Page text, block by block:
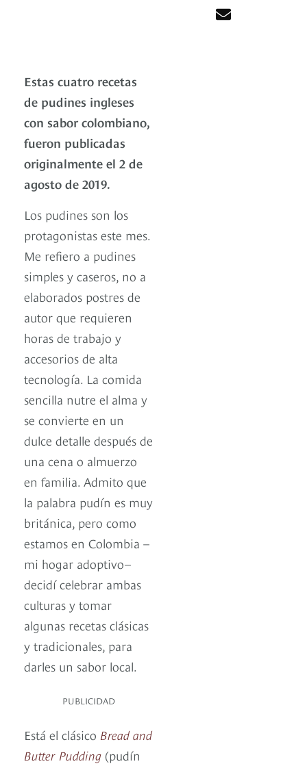
Estas cuatro recetas
de pudines ingleses
con sabor colombiano,
fueron publicadas
originalmente el 2 de
agosto de 2019.
Los pudines son los
protagonistas este mes.
Me refiero a pudines
simples y caseros, no a
elaborados postres de
autor que requieren
horas de trabajo y
accesorios de alta
tecnología. La comida
sencilla nutre el alma y
se convierte en un
dulce detalle después de
una cena o almuerzo
en familia. Admito que
la palabra pudín es muy
británica, pero como
estamos en Colombia –
mi hogar adoptivo–
decidí celebrar ambas
culturas y tomar
algunas recetas clásicas
y tradicionales, para
darles un sabor local.
PUBLICIDAD
Está el clásico Bread and
Butter Pudding (pudín